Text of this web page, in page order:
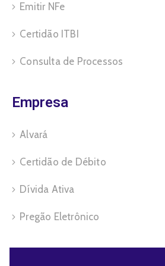
Emitir NFe
Certidão ITBI
Consulta de Processos
Empresa
Alvará
Certidão de Débito
Dívida Ativa
Pregão Eletrônico